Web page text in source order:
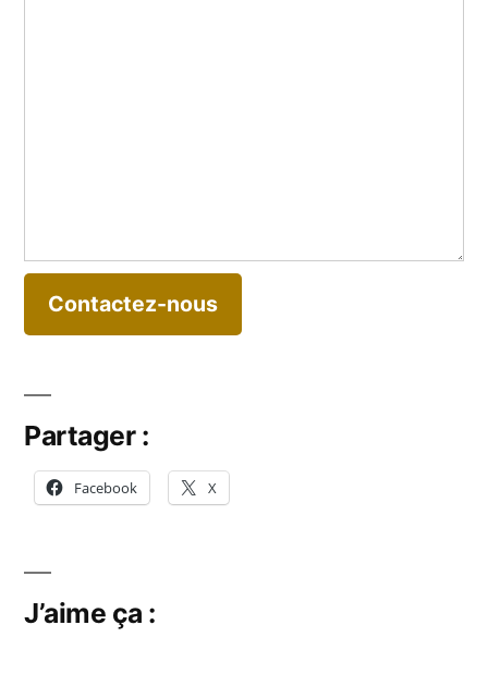
Contactez-nous
Partager :
Facebook X
J’aime ça :